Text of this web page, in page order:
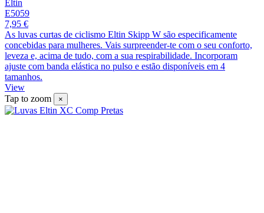
Eltin
E5059
7,95 €
As luvas curtas de ciclismo Eltin Skipp W são especificamente
concebidas para mulheres. Vais surpreender-te com o seu conforto,
leveza e, acima de tudo, com a sua respirabilidade. Incorporam
ajuste com banda elástica no pulso e estão disponíveis em 4
tamanhos.
View
Tap to zoom
×